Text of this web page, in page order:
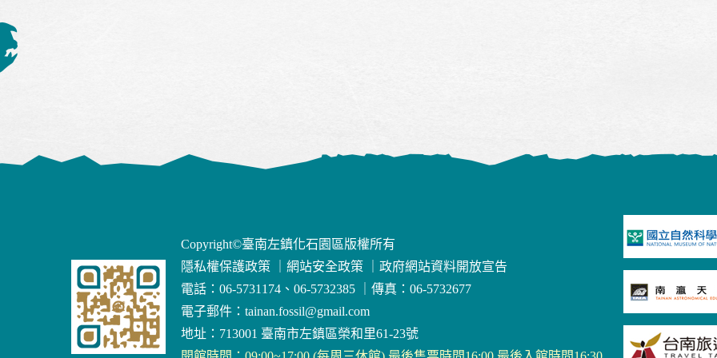
Copyright©臺南左鎮化石園區版權所有
隱私權保護政策
網站安全政策
政府網站資料開放宣告
電話：06-5731174、06-5732385
傳真：06-5732677
電子郵件： tainan.fossil@gmail.com
地址：713001 臺南市左鎮區榮和里61-23號